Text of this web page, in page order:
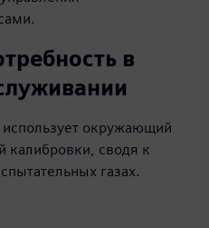
в
использует окружающий
калибровки, сводя к
газах.